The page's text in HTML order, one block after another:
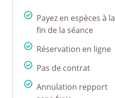
Payez en espèces à la
fin de la séance
Réservation en ligne
Pas de contrat
Annulation repport